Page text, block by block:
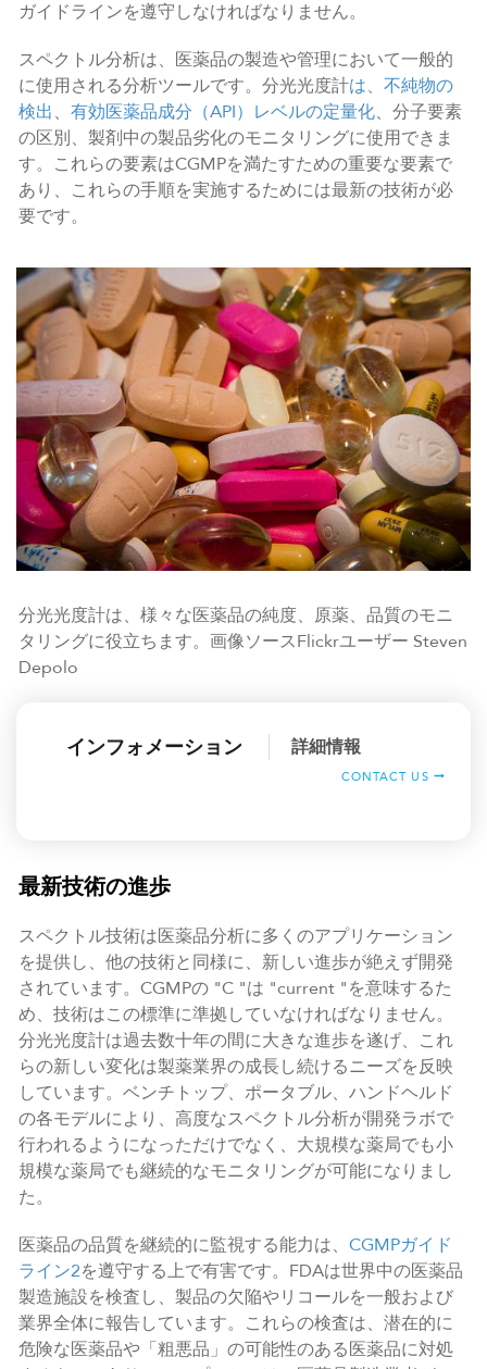
ガイドラインを遵守しなければなりません。
スペクトル分析は、医薬品の製造や管理において一般的
に使用される分析ツールです。分光光度計は、不純物の
検出、 有効医薬品成分（API）レベルの定量化、分子要素
の区別、製剤中の製品劣化のモニタリングに使用できま
す。これらの要素はCGMPを満たすための重要な要素で
あり、これらの手順を実施するためには最新の技術が必
要です。
分光光度計は、様々な医薬品の純度、原薬、品質のモニ
タリングに役立ちます。画像ソースFlickrユーザー Steven
Depolo
インフォメーション 詳細情報
CONTACT US
最新技術の進歩
スペクトル技術は医薬品分析に多くのアプリケーション
を提供し、他の技術と同様に、新しい進歩が絶えず開発
されています。CGMPの "C "は "current "を意味するた
め、技術はこの標準に準拠していなければなりません。
分光光度計は過去数十年の間に大きな進歩を遂げ、これ
らの新しい変化は製薬業界の成長し続けるニーズを反映
しています。ベンチトップ、ポータブル、ハンドヘルド
の各モデルにより、高度なスペクトル分析が開発ラボで
行われるようになっただけでなく、大規模な薬局でも小
規模な薬局でも継続的なモニタリングが可能になりまし
た。
医薬品の品質を継続的に監視する能力は、 CGMPガイド
ライン2を遵守する上で有害です。FDAは世界中の医薬品
製造施設を検査し、製品の欠陥やリコールを一般および
業界全体に報告しています。これらの検査は、潜在的に
危険な医薬品や「粗悪品」の可能性のある医薬品に対処